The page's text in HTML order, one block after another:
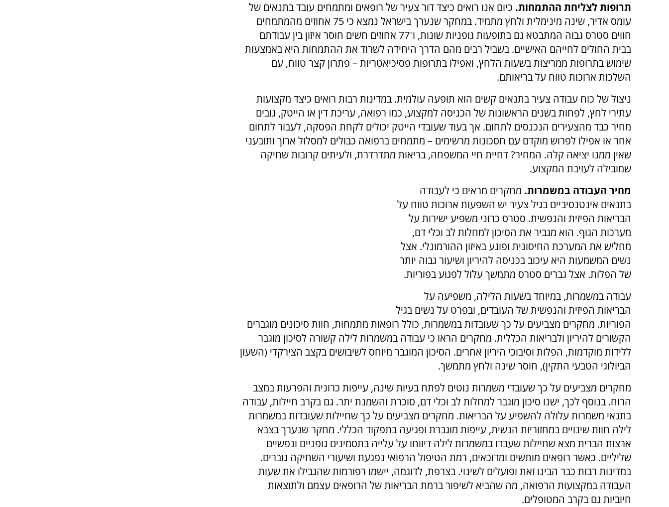
תרופות לצליחת ההתמחות. כיום אנו רואים כיצד דור צעיר של רופאים ומתמחים עובד בתנאים של
עומס אדיר, שינה מינימלית ולחץ מתמיד. במחקר שנערך בישראל נמצא כי 75 אחוזים מהמתמחים
חווים סטרס גבוה המתבטא גם בתופעות גופניות שונות, ו־77 אחוזים חשים חוסר איזון בין עבודתם
בבית החולים לחייהם האישיים. בשביל רבים מהם הדרך היחידה לשרוד את ההתמחות היא באמצעות
שימוש בתרופות ממריצות בשעות הלחץ, ואפילו בתרופות פסיכיאטריות – פתרון קצר טווח, עם
השלכות ארוכות טווח על בריאותם.
ניצול של כוח עבודה צעיר בתנאים קשים הוא תופעה עולמית. במדינות רבות רואים כיצד מקצועות
עתירי לחץ, לפחות בשנים הראשונות של הכניסה למקצוע, כמו רפואה, עריכת דין או הייטק, גובים
מחיר כבד מהצעירים הנכנסים לתחום. אך בעוד שעובדי הייטק יכולים לקחת הפסקה, לעבור לתחום
אחר או אפילו לפרוש מוקדם עם חסכונות מרשימים – מתמחים ברפואה כבולים למסלול ארוך ותובעני
שאין ממנו יציאה קלה. המחיר? דחיית חיי המשפחה, בריאות מתדרדרת, ולעיתים קרובות שחיקה
שמובילה לעזיבת המקצוע.
מחיר העבודה במשמרות. מחקרים מראים כי לעבודה
בתנאים אינטנסיביים בגיל צעיר יש השפעות ארוכות טווח על
הבריאות הפיזית והנפשית. סטרס כרוני משפיע ישירות על
מערכות הגוף. הוא מגביר את הסיכון למחלות לב וכלי דם,
מחליש את המערכת החיסונית ופוגע באיזון ההורמונלי. אצל
נשים המשמעות היא עיכוב בכניסה להיריון ושיעור גבוה יותר
של הפלות. אצל גברים סטרס מתמשך עלול לפגוע בפוריות.
עבודה במשמרות, במיוחד בשעות הלילה, משפיעה על
הבריאות הפיזית והנפשית של העובדים, ובפרט על נשים בגיל
הפוריות. מחקרים מצביעים על כך שעובדות במשמרות, כולל רופאות מתמחות, חוות סיכונים מוגברים
הקשורים להיריון ולבריאות הכללית. מחקרים הראו כי עבודה במשמרות לילה קשורה לסיכון מוגבר
ללידות מוקדמות, הפלות וסיבוכי היריון אחרים. הסיכון המוגבר מיוחס לשיבושים בקצב הצירקדי (השעון
הביולוגי הטבעי התקין), חוסר שינה ולחץ מתמשך.
מחקרים מצביעים על כך שעובדי משמרות נוטים לפתח בעיות שינה, עייפות כרונית והפרעות במצב
הרוח. בנוסף לכך, ישנו סיכון מוגבר למחלות לב וכלי דם, סוכרת והשמנת יתר. גם בקרב חיילות, עבודה
בתנאי משמרות עלולה להשפיע על הבריאות. מחקרים מצביעים על כך שחיילות שעובדות במשמרות
לילה חוות שינויים במחזוריות הנשית, עייפות מוגברת ופגיעה בתפקוד הכללי. מחקר שנערך בצבא
ארצות הברית מצא שחיילות שעבדו במשמרות לילה דיווחו על עלייה בתסמינים גופניים ונפשיים
שליליים. כאשר רופאים מותשים ומדוכאים, רמת הטיפול הרפואי נפגעת ושיעורי השחיקה גוברים.
במדינות רבות כבר הבינו זאת ופועלים לשינוי. בצרפת, לדוגמה, יישמו רפורמות שהגבילו את שעות
העבודה במקצועות הרפואה, מה שהביא לשיפור ברמת הבריאות של הרופאים עצמם ולתוצאות
חיוביות גם בקרב המטופלים.